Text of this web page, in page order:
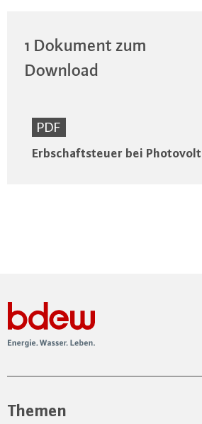
1 Dokument zum
Download
PDF
Erbschaftsteuer bei
Themen